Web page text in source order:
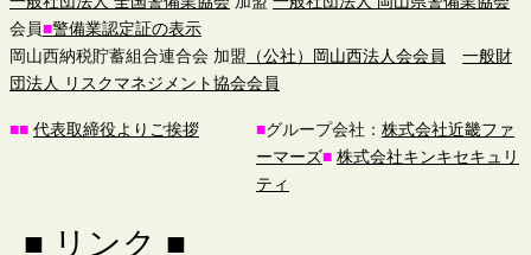
保
障
株
会員■警備業認定証の表示
岡山西納税貯蓄組合連合会 加盟 （公社）岡山西法人会会員
一般財
団法人 リスクマネジメント協会会員
■■ 代表取締役よりご挨拶 ■グループ会社： 株式会社近畿ファ
ーマーズ■ 株式会社キンキセキュリ
ティ
■ リンク ■